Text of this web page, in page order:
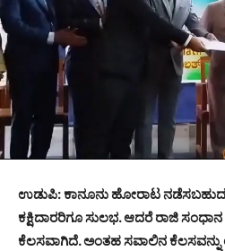
ಉಡುಪಿ: ಕಾನೂನು ಹೋರಾಟ
ಕಕ್ಷಿದಾರರಿಗೂ ಸುಲಭ. ಆದರೆ ರಾಜಿ ಸಂಧಾನ
ಕೆಲಸವಾಗಿದೆ. ಅಂತಹ ಸವಾಲಿನ